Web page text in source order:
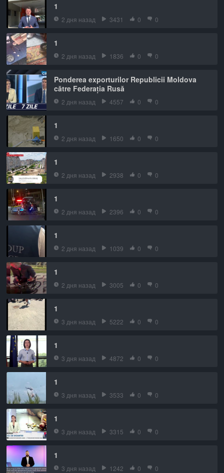
1
2 дня назад 3431 0 0
1
2 дня назад 1836 0 0
Ponderea exporturilor Republicii Moldova
către Federația Rusă
2 дня назад 4557 0 0
1
2 дня назад 1650 0 0
1
2 дня назад 2938 0 0
1
2 дня назад 2396 0 0
1
2 дня назад 1039 0 0
1
2 дня назад 3005 0 0
1
3 дня назад 5222 0 0
1
3 дня назад 4872 0 0
1
3 дня назад 3533 0 0
1
3 дня назад 3315 0 0
1
3 дня назад 1242 0 0